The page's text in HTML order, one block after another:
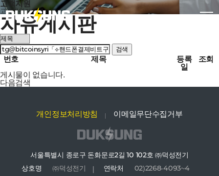
고객지원
고객지원자유게시판
자유게시판
검색
번호 제목
등록
일
조회
게시물이 없습니다.
다음검색
개인정보처리방침 이메일무단수집거부
서울특별시 종로구 돈화문로2길 10 102호 ㈜덕성전기
상호명
㈜덕성전기 연락처
02)2268-4093~4